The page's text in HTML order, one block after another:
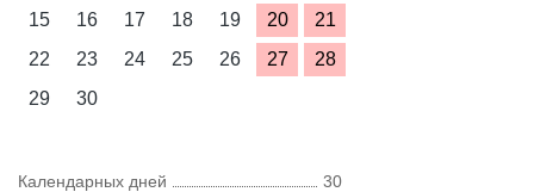
15
16 17 18 19 20
21
22
23 24 25 26 27
28
29
30
Календарных дней
30